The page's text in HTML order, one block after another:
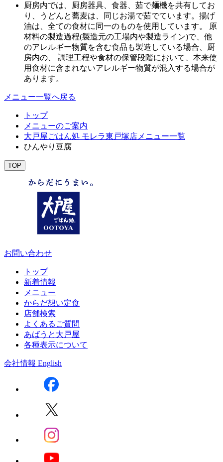
厨房内では、厨房器具、食器、茹で麺機を共有してお
り、うどんと蕎麦は、同じお湯で茹でています。揚げ
油は、全ての食材に同一のものを使用しています。 原
材料の製造過程(製造元の工場内や製造ライン)で、他
のアレルギー物質を含む食品も製造している場合、厨
房内の、 調理工程や食材の保管段階において、本来使
用食材に含まれないアレルギー物質が混入する場合が
あります。
メニュー一覧へ戻る
トップ
メニューのご案内
大戸屋ごはん処 モレラ東戸塚店メニュー一覧
ひんやり豆腐
TOP
お問い合わせ
トップ
新着情報
メニュー
からだ想い定食
店舗検索
よくあるご質問
あばうと大戸屋
各種表示について
会社情報 English